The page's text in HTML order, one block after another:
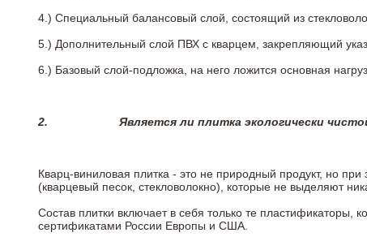
4.) Специальный балансовый слой, состоящий из
5.) Дополнительный слой ПВХ с кварцем, закрепляющий
6.) Базовый слой-подложка, на него ложится основная
2. Является ли плитка экологически
Кварц-виниловая плитка - это не природный продукт, но
(кварцевый песок, стекловолокно), которые не выделяют
Состав плитки включает в себя только те
сертификатами России Европы и США.